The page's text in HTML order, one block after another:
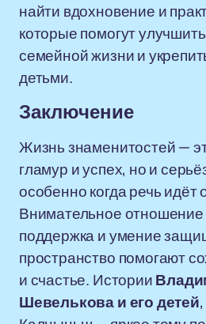
найти вдохновение и
которые помогут
семейной жизни и
детьми.
Заключение
Жизнь знаменитостей —
гламур и успех, но и
особенно когда речь идёт
Внимательное отношение
поддержка и умение
пространство помогают
и счастье. Истории
Шевелькова и его детей